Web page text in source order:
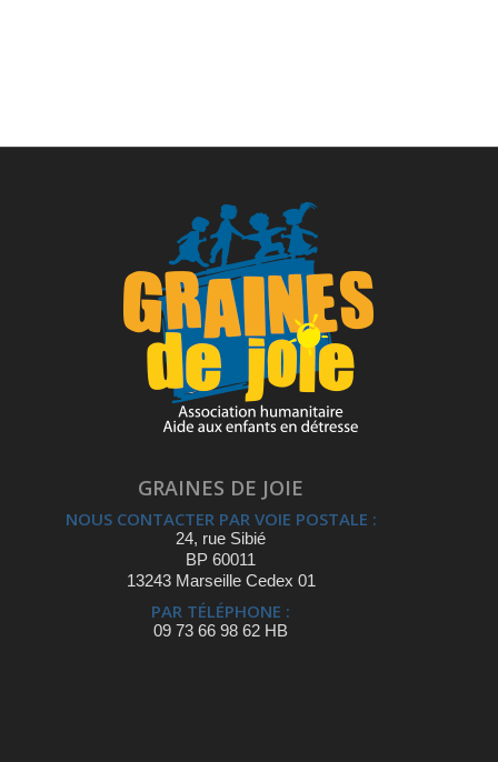
GRAINES DE JOIE
NOUS CONTACTER PAR VOIE POSTALE :
24, rue Sibié
BP 60011
13243 Marseille Cedex 01
PAR TÉLÉPHONE :
09 73 66 98 62 HB